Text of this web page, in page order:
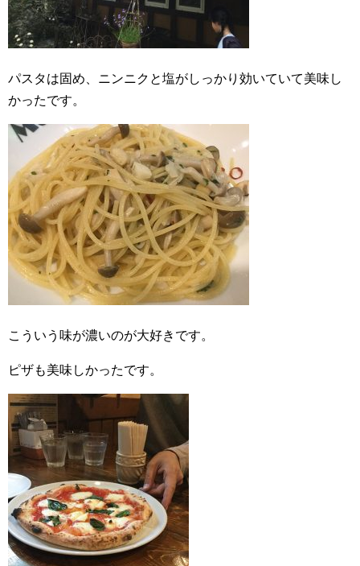
パスタは固め、ニンニクと塩がしっかり効いていて美味し
かったです。
こういう味が濃いのが大好きです。
ピザも美味しかったです。